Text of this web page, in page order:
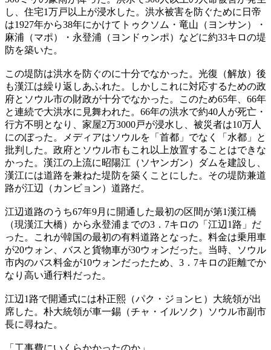
し、住宅1万戸以上が浸水した。洪水被害を防ぐために日帝
は1927年から38年にかけてトゥクソム・竜山（ヨンサン）・
麻浦（マポ）・永登浦（ヨンドゥンポ）などに約33キロの堤
防を築いた。
この堤防は洪水を防ぐのに十分でなかった。光復（解放）後
も漢江は繰り返しあふれた。しかしこれに対応するための政
府とソウル市の財政が十分でなかった。このため65年、66年
と連続で大洪水に見舞われた。66年の洪水で約40人が死亡・
行方不明となり、家屋2万3000戸が浸水し、被災者は10万人
にのぼった。メディアはソウルを「首都」でなく「水都」と
批判した。政府とソウル市もこれ以上放置することはできな
かった。漢江の上流に昭陽江（ソヤンガン）ダムを建設し、
漢江には道路を兼ねた堤防を築くことにした。その堤防兼道
路が江辺（カンビョン）道路だ。
江辺道路のうち67年9月に開通した最初の区間が第1漢江橋
（現漢江大橋）から永登浦までの3．7キロの「江辺1路」だ
った。これが韓国の最初の有料道路となった。料金は乗用車
が20ウォン、バスと貨物車が30ウォンだった。当時、ソウル
市内のバス料金が10ウォンだったため、3．7キロの距離でか
なり高い通行料だった。
江辺1路で開通式には朴正熙（パク・ジョンヒ）大統領が出
席した。朴大統領が車一錫（チャ・イルソク）ソウル市副市
長に尋ねた。
「工事費にいくらかかったのか」